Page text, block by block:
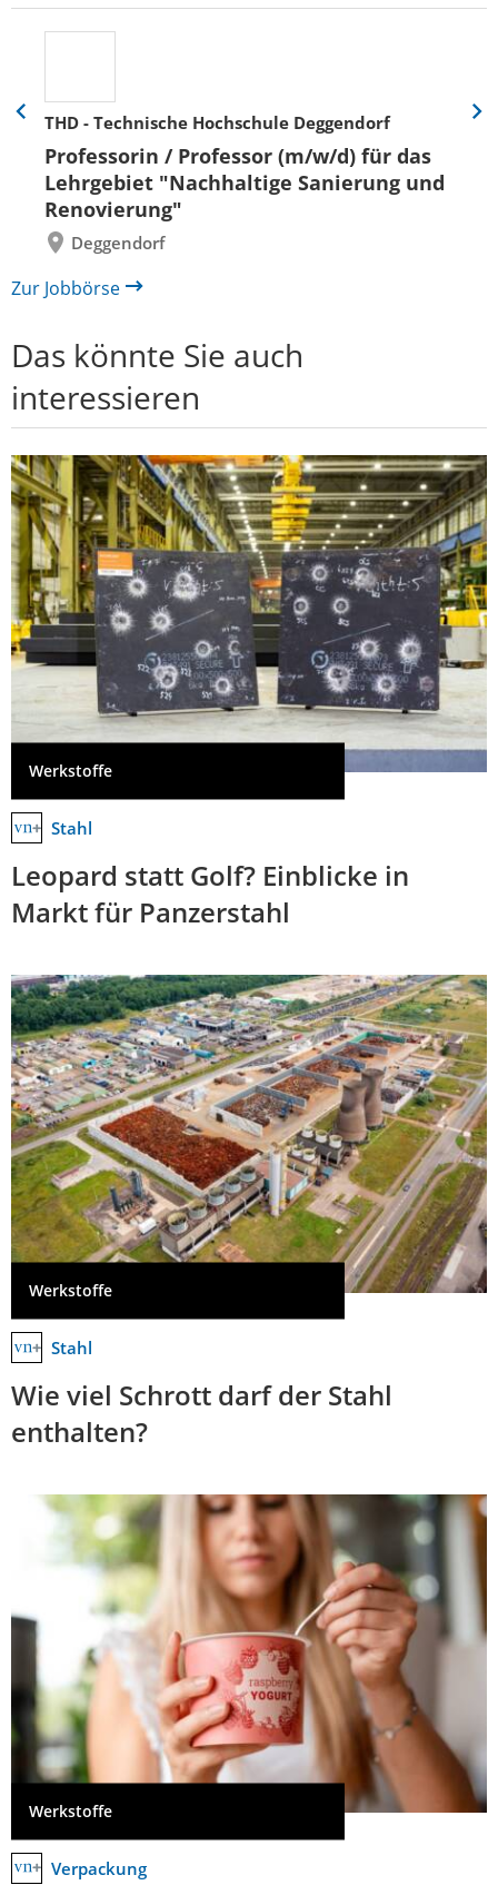
THD - Technische Hochschule Deggendorf
Professorin / Professor (m/w/d) für das
Lehrgebiet "Nachhaltige Sanierung und
Renovierung"
Deggendorf
Eine
zurück
Eine
Zur Jobbörse
Das könnte Sie auch
interessieren
Werkstoffe
Stahl
Leopard statt Golf? Einblicke in
Markt für Panzerstahl
Werkstoffe
Stahl
Wie viel Schrott darf der Stahl
enthalten?
Werkstoffe
Verpackung